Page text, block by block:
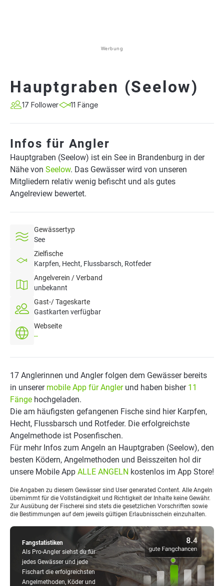
Werbung
Hauptgraben (Seelow)
17 Follower 11 Fänge
Infos für Angler
Hauptgraben (Seelow) ist ein See in Brandenburg in der
Nähe von Seelow. Das Gewässer wird von unseren
Mitgliedern relativ wenig befischt und als gutes
Angelreview bewertet.
Gewässertyp
See
Zielfische
Karpfen, Hecht, Flussbarsch, Rotfeder
Angelverein / Verband
unbekannt
Gast-/ Tageskarte
Gastkarten verfügbar
Webseite
--
Fangstatistiken
Als Pro-Angler siehst du für
jedes Gewässer und jede
Fischart die erfolgreichsten
Angelmethoden, Köder und
17 Anglerinnen und Angler folgen dem Gewässer bereits
in unserer mobile App für Anglerund haben bisher 11
Fänge hochgeladen.
Die am häufigsten gefangenen Fische sind hier Karpfen,
Hecht, Flussbarsch und Rotfeder. Die erfolgreichste
Angelmethode ist Posenfischen.
Für mehr Infos zum Angeln an Hauptgraben (Seelow), den
besten Ködern, Angelmethoden und Beisszeiten hol dir
unsere Mobile App ALLE ANGELN kostenlos im App Store!
Die Angaben zu diesem Gewässer sind User generated Content. Alle Angeln
übernimmt für die Vollständigkeit und Richtigkeit der Inhalte keine Gewähr.
Zur Ausübung der Fischerei sind stets die gesetzlichen Vorschriften sowie
die Bestimmungen auf dem jeweils gültigen Erlaubnisschein einzuhalten.